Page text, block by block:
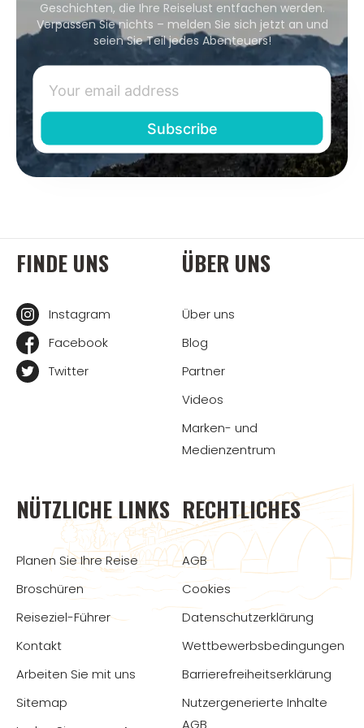
Geschichten, die Ihre Reiselust entfachen werden.
Verpassen Sie nichts – melden Sie sich jetzt an und
seien Sie Teil jedes Abenteuers!
FINDE UNS
Instagram
Facebook
Twitter
ÜBER UNS
Über uns
Blog
Partner
Videos
Marken- und
Medienzentrum
NÜTZLICHE LINKS
Planen Sie Ihre Reise
Broschüren
Reiseziel-Führer
Kontakt
Arbeiten Sie mit uns
Sitemap
RECHTLICHES
AGB
Cookies
Datenschutzerklärung
Wettbewerbsbedingungen
Barrierefreiheitserklärung
Nutzergenerierte Inhalte
AGB